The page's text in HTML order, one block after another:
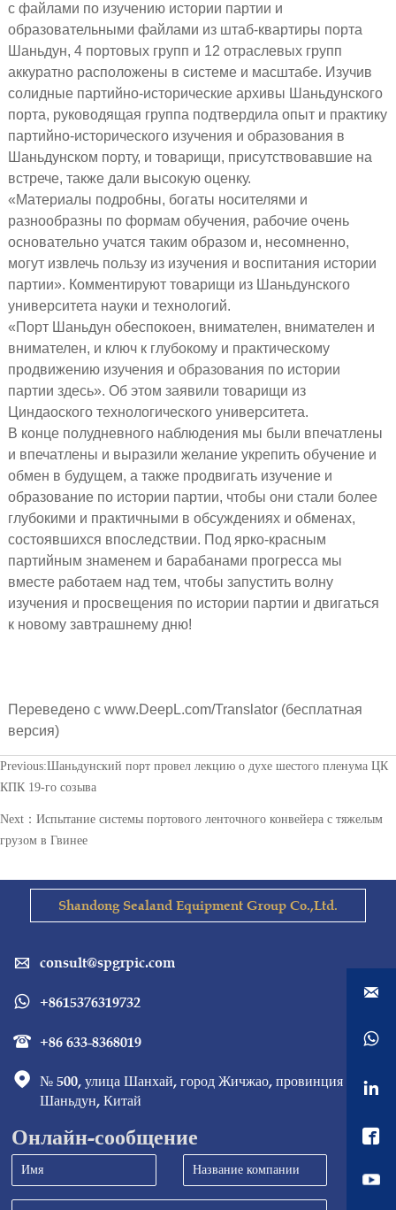
с файлами по изучению истории партии и
образовательными файлами из штаб-квартиры порта
Шаньдун, 4 портовых групп и 12 отраслевых групп
аккуратно расположены в системе и масштабе. Изучив
солидные партийно-исторические архивы Шаньдунского
порта, руководящая группа подтвердила опыт и практику
партийно-исторического изучения и образования в
Шаньдунском порту, и товарищи, присутствовавшие на
встрече, также дали высокую оценку.
«Материалы подробны, богаты носителями и
разнообразны по формам обучения, рабочие очень
основательно учатся таким образом и, несомненно,
могут извлечь пользу из изучения и воспитания истории
партии». Комментируют товарищи из Шаньдунского
университета науки и технологий.
«Порт Шаньдун обеспокоен, внимателен, внимателен и
внимателен, и ключ к глубокому и практическому
продвижению изучения и образования по истории
партии здесь». Об этом заявили товарищи из
Циндаоского технологического университета.
В конце полудневного наблюдения мы были впечатлены
и впечатлены и выразили желание укрепить обучение и
обмен в будущем, а также продвигать изучение и
образование по истории партии, чтобы они стали более
глубокими и практичными в обсуждениях и обменах,
состоявшихся впоследствии. Под ярко-красным
партийным знаменем и барабанами прогресса мы
вместе работаем над тем, чтобы запустить волну
изучения и просвещения по истории партии и двигаться
к новому завтрашнему дню!
Переведено с www.DeepL.com/Translator (бесплатная
версия)
Previous:Шаньдунский порт провел лекцию о духе шестого пленума ЦК
КПК 19-го созыва
Next： Испытание системы портового ленточного конвейера с тяжелым
грузом в Гвинее
Shandong Sealand Equipment Group Co.,Ltd.
 consult@spgrpic.com
 +8615376319732
 +86 633-8368019
 № 500, улица Шанхай, город Жичжао, провинция
Шаньдун, Китай
Онлайн-сообщение



